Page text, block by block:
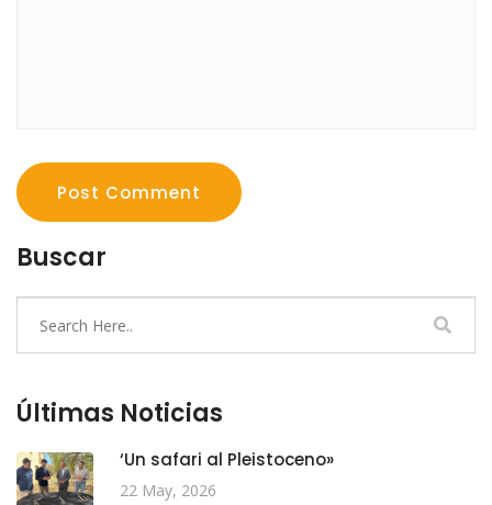
Post Comment
Buscar
Últimas Noticias
‘Un safari al Pleistoceno»
22 May, 2026